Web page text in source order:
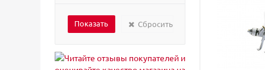
Сбросить